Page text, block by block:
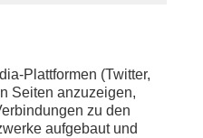
Plattformen (Twitter,
Seiten anzuzeigen,
zu den
aufgebaut und